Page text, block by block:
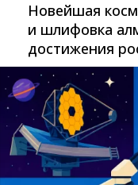
Новейшая
и шлифовка
достижения